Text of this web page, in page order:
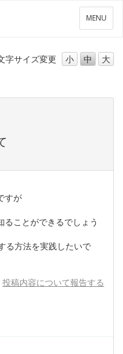
メ
ニ
ー
MENU
字サイズ変更 小 中 大
すが
ることができるでしょう
る方法を実践したいで
投稿内容について報告する